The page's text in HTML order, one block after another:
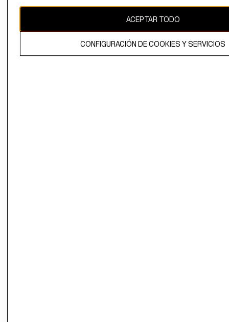
Chile ($)
ACEPTAR TODO
CONFIGURACIÓN DE COOKIES Y SERVICIOS